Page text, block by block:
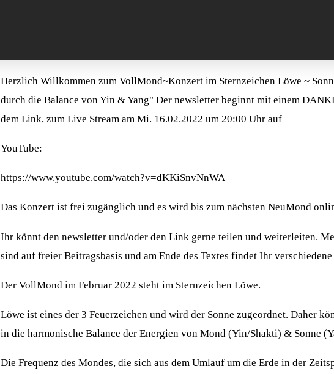
Herzlich Willkommen zum VollMond~Konzert im Sternzeichen Löwe ~
durch die Balance von Yin & Yang" Der newsletter beginnt mit einem
dem Link, zum Live Stream am Mi. 16.02.2022 um 20:00 Uhr auf
YouTube:
https://www.youtube.com/watch?v=dKKiSnvNnWA
Das Konzert ist frei zugänglich und es wird bis zum nächsten NeuMond
Ihr könnt den newsletter und/oder den Link gerne teilen und weiterleiten.
sind auf freier Beitragsbasis und am Ende des Textes findet Ihr
Der VollMond im Februar 2022 steht im Sternzeichen Löwe.
Löwe ist eines der 3 Feuerzeichen und wird der Sonne zugeordnet. Daher
in die harmonische Balance der Energien von Mond (Yin/Shakti) & Sonne
Die Frequenz des Mondes, die sich aus dem Umlauf um die Erde in der